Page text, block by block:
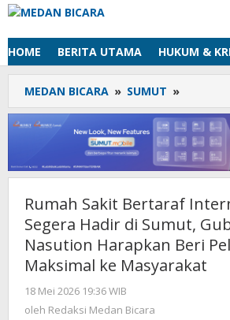
Lewati
konten
HOME BERITA UTAMA HUKUM &
MEDAN BICARA » SUMUT »
Sakit
Bertaraf
Segera
Hadir
Sumut,
Bobby
Nasution
Harapkan
Rumah Sakit Bertaraf
Segera Hadir di Sumut,
Nasution Harapkan Beri
Maksimal ke Masyarakat
18 Mei 2026 19:36 WIB
Redaksi
oleh Redaksi Medan Bicara